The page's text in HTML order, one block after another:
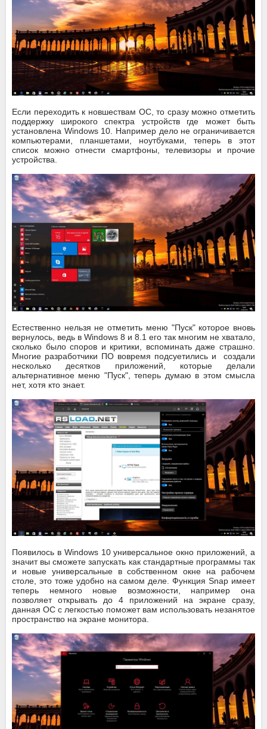
Если переходить к новшествам ОС, то сразу можно отметить
поддержку широкого спектра устройств где может быть
установлена Windows 10. Например дело не ограничивается
компьютерами, планшетами, ноутбуками, теперь в этот
список можно отнести смартфоны, телевизоры и прочие
устройства.
Естественно нельзя не отметить меню "Пуск" которое вновь
вернулось, ведь в Windows 8 и 8.1 его так многим не хватало,
сколько было споров и критики, вспоминать даже страшно.
Многие разработчики ПО вовремя подсуетились и создали
несколько десятков приложений, которые делали
альтернативное меню "Пуск", теперь думаю в этом смысла
нет, хотя кто знает.
Появилось в Windows 10 универсальное окно приложений, а
значит вы сможете запускать как стандартные программы так
и новые универсальные в собственном окне на рабочем
столе, это тоже удобно на самом деле. Функция Snap имеет
теперь немного новые возможности, например она
позволяет открывать до 4 приложений на экране сразу,
данная ОС с легкостью поможет вам использовать незанятое
пространство на экране монитора.